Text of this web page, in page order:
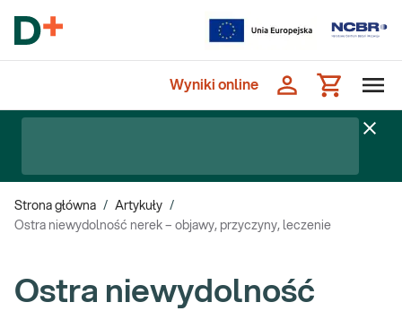
Wyniki online
Strona główna / Artykuły /
Ostra niewydolność nerek – objawy, przyczyny, leczenie
Ostra niewydolność